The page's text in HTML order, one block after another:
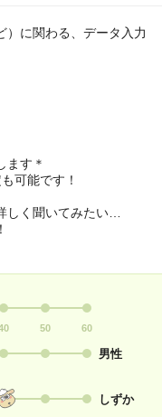
）に関わる、データ入力
ます＊
可能です！
く聞いてみたい…
50 60
男性
しずか